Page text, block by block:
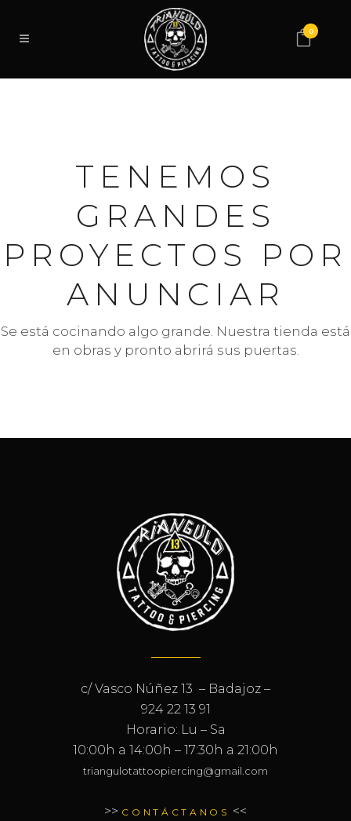
0
TENEMOS
GRANDES
PROYECTOS POR
ANUNCIAR
Se está cocinando algo grande. Nuestra tienda está
en obras y pronto abrirá sus puertas.
c/ Vasco Núñez 13 – Badajoz –
924 22 13 91
Horario: Lu – Sa
10:00h a 14:00h – 17:30h a 21:00h
triangulotattoopiercing@gmail.com
>> CONTÁCTANOS <<